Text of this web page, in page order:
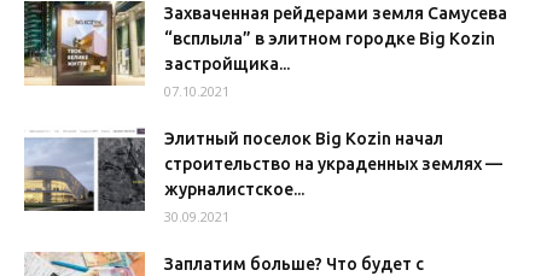
Захваченная рейдерами земля Самусева
“всплыла” в элитном городке Big Kozin
застройщика...
07.10.2021
Элитный поселок Big Kozin начал
строительство на украденных землях —
журналистское...
30.09.2021
Заплатим больше? Что будет с